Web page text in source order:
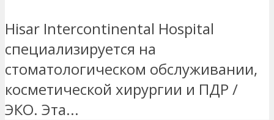
Hisar Intercontinental Hospital
специализируется на
стоматологическом обслуживании,
косметической хирургии и ПДР /
ЭКО. Эта...